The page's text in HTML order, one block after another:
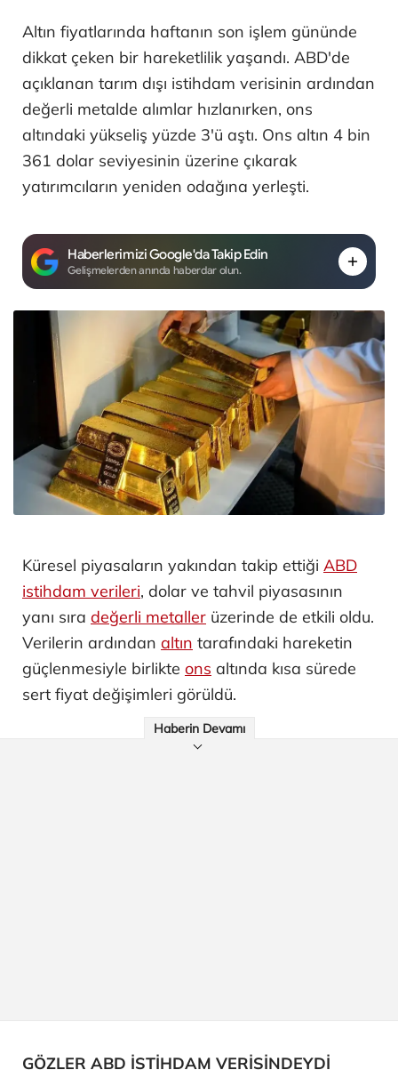
Altın fiyatlarında haftanın son işlem gününde
dikkat çeken bir hareketlilik yaşandı. ABD'de
açıklanan tarım dışı istihdam verisinin ardından
değerli metalde alımlar hızlanırken, ons
altındaki yükseliş yüzde 3'ü aştı. Ons altın 4 bin
361 dolar seviyesinin üzerine çıkarak
yatırımcıların yeniden odağına yerleşti.
Haberlerimizi Google'da Takip Edin
Gelişmelerden anında haberdar olun.
Küresel piyasaların yakından takip ettiği ABD
istihdam verileri, dolar ve tahvil piyasasının
yanı sıra değerli metaller üzerinde de etkili oldu.
Verilerin ardından altın tarafındaki hareketin
güçlenmesiyle birlikte ons altında kısa sürede
sert fiyat değişimleri görüldü.
Haberin Devamı
GÖZLER ABD İSTİHDAM VERİSİNDEYDİ